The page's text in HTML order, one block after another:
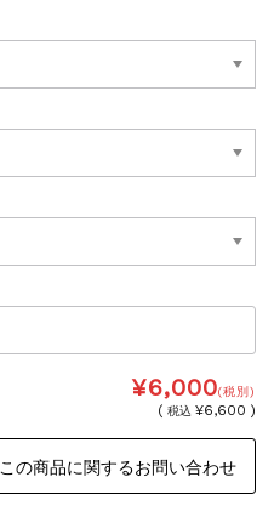
¥6,000(税別)
(税込 ¥6,600 )
この商品に関するお問い合わせ